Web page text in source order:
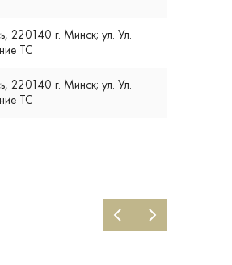
220140 г. Минск; ул. Ул.
ТС
220140 г. Минск; ул. Ул.
ТС